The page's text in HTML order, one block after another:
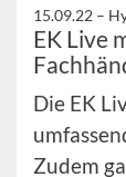
15.09.22 –
EK Live
Die EK
Zudem